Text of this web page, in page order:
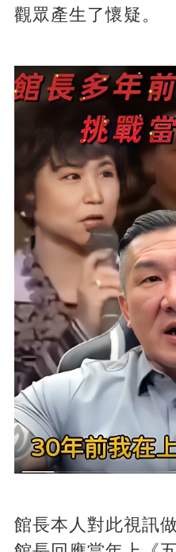
觀眾產生了懷疑。
館長本人對此視訊